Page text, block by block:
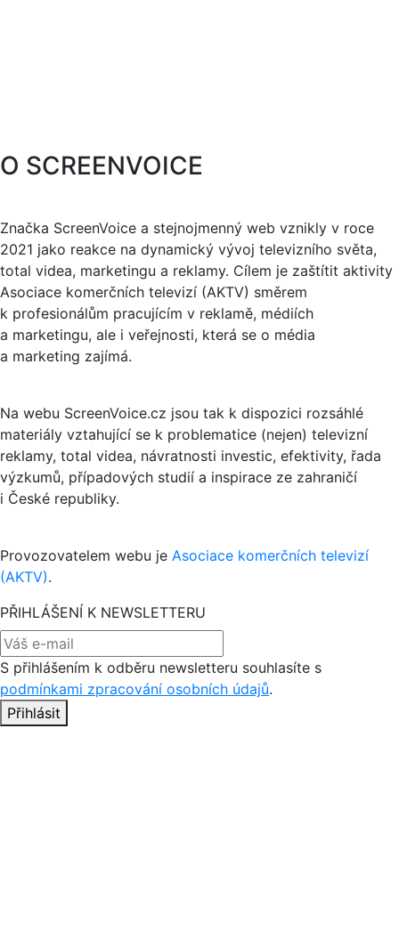
O SCREENVOICE
Značka ScreenVoice a stejnojmenný web vznikly v roce
2021 jako reakce na dynamický vývoj televizního světa,
total videa, marketingu a reklamy. Cílem je zaštítit aktivity
Asociace komerčních televizí (AKTV) směrem
k profesionálům pracujícím v reklamě, médiích
a marketingu, ale i veřejnosti, která se o média
a marketing zajímá.
Na webu ScreenVoice.cz jsou tak k dispozici rozsáhlé
materiály vztahující se k problematice (nejen) televizní
reklamy, total videa, návratnosti investic, efektivity, řada
výzkumů, případových studií a inspirace ze zahraničí
i České republiky.
Provozovatelem webu je Asociace komerčních televizí
(AKTV).
PŘIHLÁŠENÍ K NEWSLETTERU
S přihlášením k odběru newsletteru souhlasíte s
podmínkami zpracování osobních údajů.
Přihlásit